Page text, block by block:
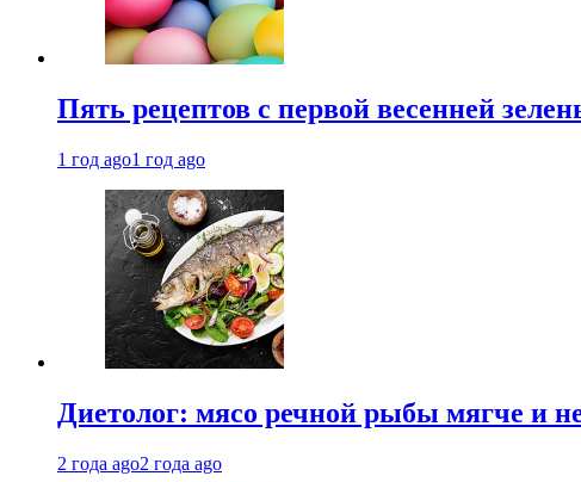
Пять рецептов с первой весенней
1 год ago1 год ago
Диетолог: мясо речной рыбы мягче и
2 года ago2 года ago